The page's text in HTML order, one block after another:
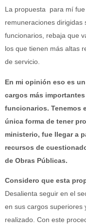
La propuesta para mí
remuneraciones dirigidas
funcionarios, rebaja que
los que tienen más altas
de servicio.
En mi opinión eso es
cargos más
funcionarios. Tenemos
única forma de tener
ministerio, fue llegar a
recursos de
de Obras Públicas.
Considero que esta
Desalienta seguir en el
en sus cargos superiores
realizado. Con este